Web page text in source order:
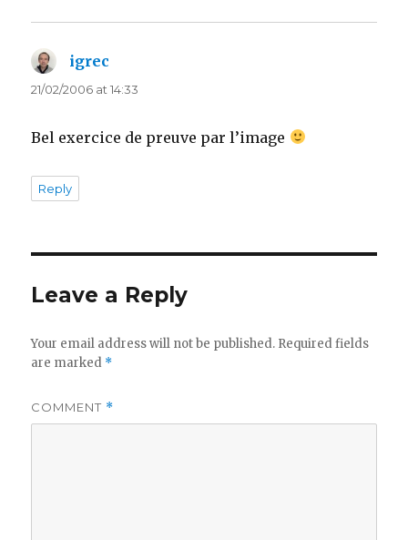
igrec
21/02/2006 at 14:33
Bel exercice de preuve par l’image
Reply
Leave a Reply
Your email address will not be published. Required fields
are marked *
COMMENT *